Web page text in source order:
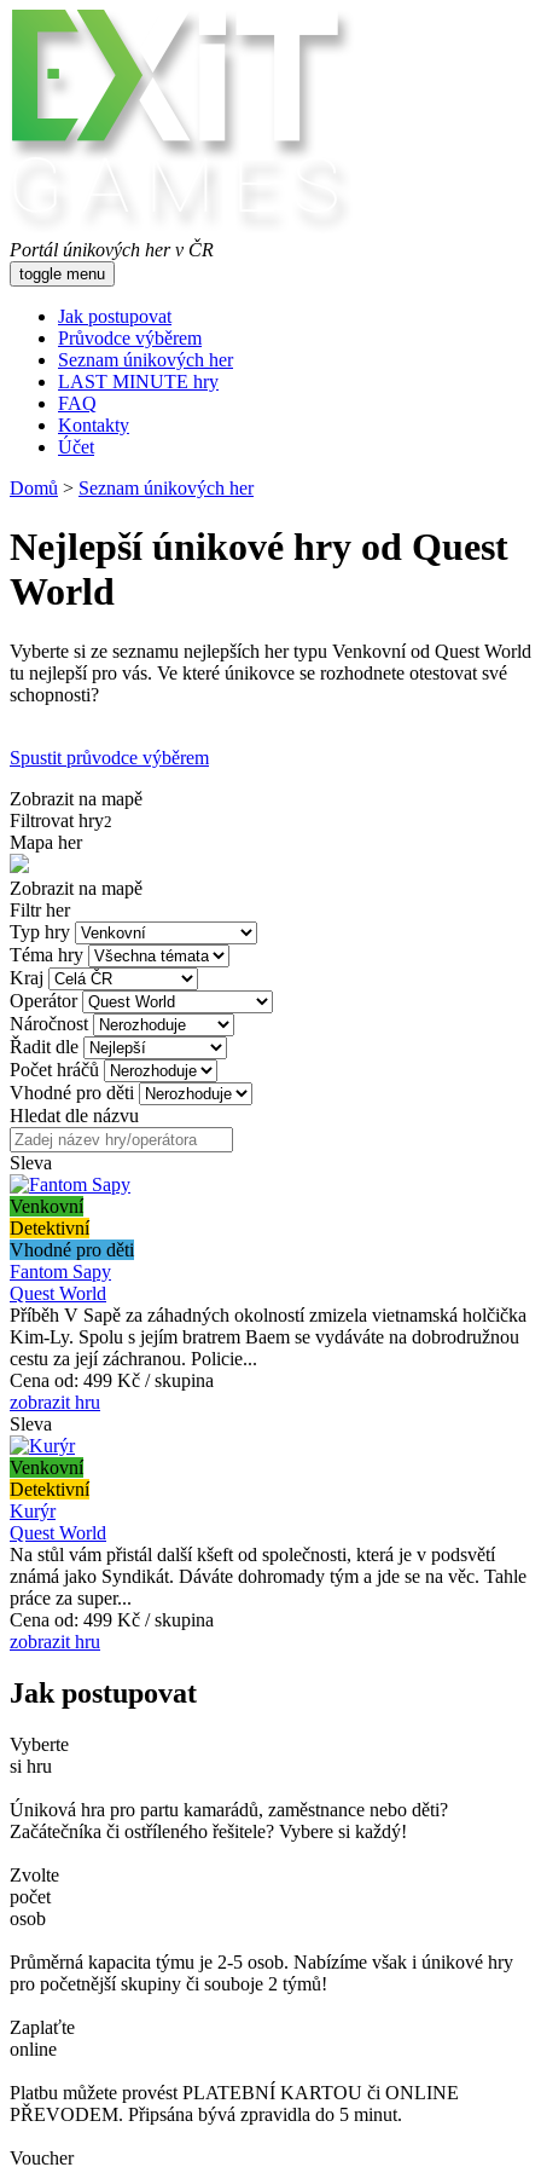
Portál únikových her v ČR
toggle menu
Jak postupovat
Průvodce výběrem
Seznam únikových her
LAST MINUTE hry
FAQ
Kontakty
Účet
Domů > Seznam únikových her
Nejlepší únikové hry od Quest
World
Vyberte si ze seznamu nejlepších her typu Venkovní od Quest World
tu nejlepší pro vás. Ve které únikovce se rozhodnete otestovat své
schopnosti?
Spustit průvodce výběrem
Zobrazit na mapě
Filtrovat hry2
Mapa her
Zobrazit na mapě
Filtr her
Typ hry
Téma hry
Kraj
Operátor
Náročnost
Řadit dle
Počet hráčů
Vhodné pro děti
Hledat dle názvu
Sleva
Venkovní
Detektivní
Vhodné pro děti
Fantom Sapy
Quest World
Příběh V Sapě za záhadných okolností zmizela vietnamská holčička
Kim-Ly. Spolu s jejím bratrem Baem se vydáváte na dobrodružnou
cestu za její záchranou. Policie...
Cena od: 499 Kč / skupina
zobrazit hru
Sleva
Venkovní
Detektivní
Kurýr
Quest World
Na stůl vám přistál další kšeft od společnosti, která je v podsvětí
známá jako Syndikát. Dáváte dohromady tým a jde se na věc. Tahle
práce za super...
Cena od: 499 Kč / skupina
zobrazit hru
Jak postupovat
Vyberte
si hru
Úniková hra pro partu kamarádů, zaměstnance nebo děti?
Začátečníka či ostříleného řešitele? Vybere si každý!
Zvolte
počet
osob
Průměrná kapacita týmu je 2-5 osob. Nabízíme však i únikové hry
pro početnější skupiny či souboje 2 týmů!
Zaplaťte
online
Platbu můžete provést PLATEBNÍ KARTOU či ONLINE
PŘEVODEM. Připsána bývá zpravidla do 5 minut.
Voucher